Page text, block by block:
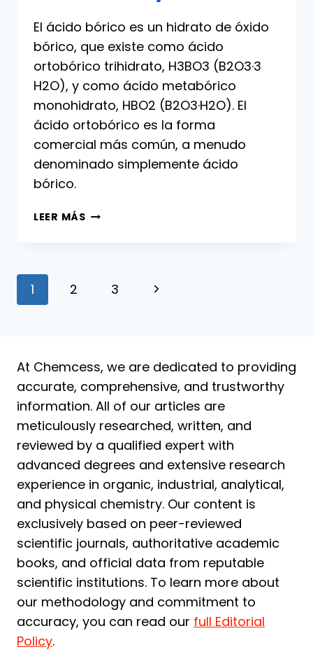
El ácido bórico es un hidrato de óxido
bórico, que existe como ácido
ortobórico trihidrato, H3BO3 (B2O3·3
H2O), y como ácido metabórico
monohidrato, HBO2 (B2O3·H2O). El
ácido ortobórico es la forma
comercial más común, a menudo
denominado simplemente ácido
bórico.
LEER MÁSÁCIDO
USOS
Navegación
1 2 3
Siguiente
At Chemcess, we are dedicated to providing
accurate, comprehensive, and trustworthy
information. All of our articles are
meticulously researched, written, and
reviewed by a qualified expert with
advanced degrees and extensive research
experience in organic, industrial, analytical,
and physical chemistry. Our content is
exclusively based on peer-reviewed
scientific journals, authoritative academic
books, and official data from reputable
scientific institutions. To learn more about
our methodology and commitment to
accuracy, you can read our full Editorial
Policy.